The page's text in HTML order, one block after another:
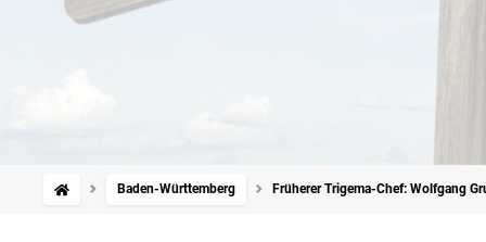
Baden-Württemberg Früherer Trigema-Chef: Wolfgang